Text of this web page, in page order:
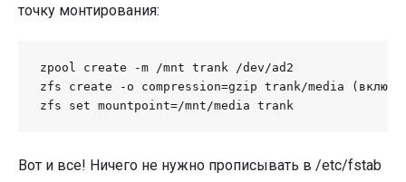
точку монтирования:
zpool create -m /mnt trank /dev/ad2
zfs create -o compression=gzip trank/media (включим
zfs set mountpoint=/mnt/media trank
Вот и все! Ничего не нужно прописывать в /etc/fstab